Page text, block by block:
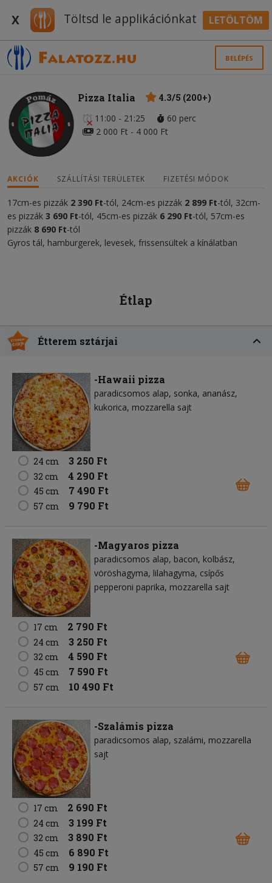
X Töltsd le applikációnkat LETÖLTÖM
BELÉPÉS
Pizza Italia
4.3/5 (200+)
11:00 - 21:25
60 perc
2 000 Ft - 4 000 Ft
AKCIÓK SZÁLLÍTÁSI TERÜLETEK FIZETÉSI MÓDOK
17cm-es pizzák 2 390 Ft-tól, 24cm-es pizzák 2 899 Ft-tól, 32cm-
es pizzák 3 690 Ft-tól, 45cm-es pizzák 6 290 Ft-tól, 57cm-es
pizzák 8 690 Ft-tól
Gyros tál, hamburgerek, levesek, frissensültek a kínálatban
Étlap
Étterem sztárjai
-Hawaii pizza
paradicsomos alap sonka ananász
kukorica mozzarella sajt
24 cm 3 250 Ft
32 cm 4 290 Ft
45 cm 7 490 Ft
57 cm 9 790 Ft
-Magyaros pizza
paradicsomos alap bacon kolbász
vöröshagyma lilahagyma csípős
pepperoni paprika mozzarella sajt
17 cm 2 790 Ft
24 cm 3 250 Ft
32 cm 4 590 Ft
45 cm 7 590 Ft
57 cm 10 490 Ft
-Szalámis pizza
paradicsomos alap szalámi mozzarella
sajt
17 cm 2 690 Ft
24 cm 3 199 Ft
32 cm 3 890 Ft
45 cm 6 890 Ft
57 cm 9 190 Ft